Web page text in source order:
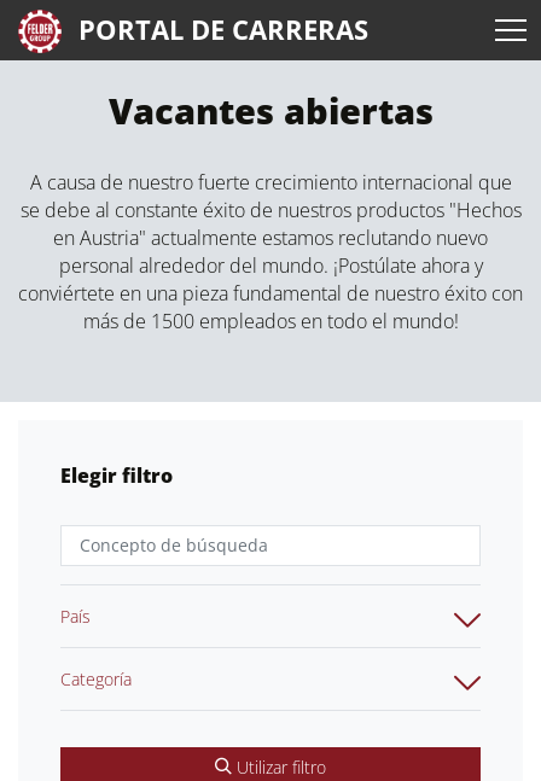
PORTAL DE CARRERAS
Vacantes abiertas
A causa de nuestro fuerte crecimiento internacional que
se debe al constante éxito de nuestros productos "Hechos
en Austria" actualmente estamos reclutando nuevo
personal alrededor del mundo. ¡Postúlate ahora y
conviértete en una pieza fundamental de nuestro éxito con
más de 1500 empleados en todo el mundo!
Elegir filtro
País
Categoría
Utilizar filtro